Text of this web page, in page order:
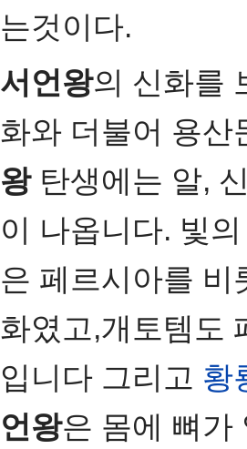
는것이다.
서언왕의 신화를
화와 더불어 용
왕탄생에는 알,
이 나옵니다. 빛
은 페르시아를 비
화였고,개토템도
입니다 그리고 황
언왕은 몸에 뼈가